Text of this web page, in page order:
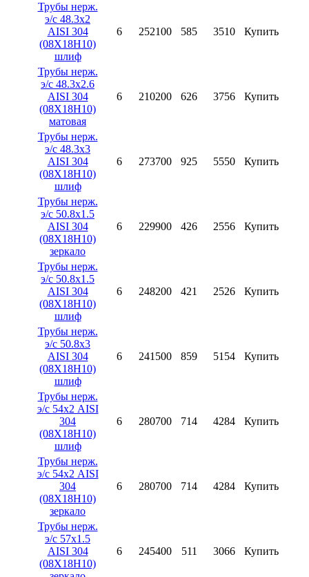
Трубы нерж.
э/с 48.3х2
AISI 304
(08X18H10)
шлиф
6 252100 585 3510 Купить
Трубы нерж.
э/с 48.3х2.6
AISI 304
(08X18H10)
матовая
6 210200 626 3756 Купить
Трубы нерж.
э/с 48.3х3
AISI 304
(08X18H10)
шлиф
6 273700 925 5550 Купить
Трубы нерж.
э/с 50.8х1.5
AISI 304
(08X18H10)
зеркало
6 229900 426 2556 Купить
Трубы нерж.
э/с 50.8х1.5
AISI 304
(08X18H10)
шлиф
6 248200 421 2526 Купить
Трубы нерж.
э/с 50.8х3
AISI 304
(08X18H10)
шлиф
6 241500 859 5154 Купить
Трубы нерж.
э/с 54х2 AISI
304
(08X18H10)
шлиф
6 280700 714 4284 Купить
Трубы нерж.
э/с 54х2 AISI
304
(08X18H10)
зеркало
6 280700 714 4284 Купить
Трубы нерж.
э/с 57х1.5
AISI 304
(08X18H10)
6 245400 511 3066 Купить